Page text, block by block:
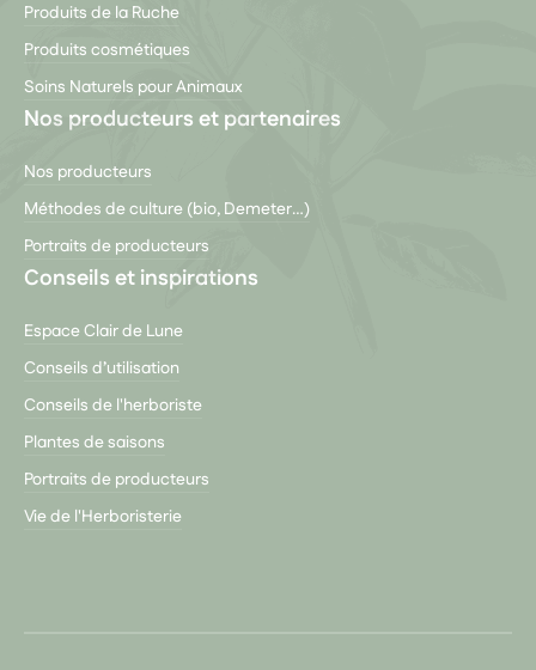
Produits de la Ruche
Produits cosmétiques
Soins Naturels pour Animaux
Nos producteurs et partenaires
Nos producteurs
Méthodes de culture (bio, Demeter…)
Portraits de producteurs
Conseils et inspirations
Espace Clair de Lune
Conseils d’utilisation
Conseils de l'herboriste
Plantes de saisons
Portraits de producteurs
Vie de l'Herboristerie